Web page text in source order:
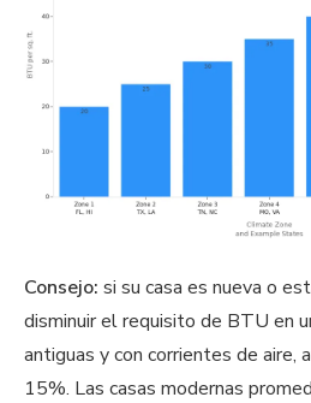
Consejo: si su casa es nueva o
disminuir el requisito de BTU en
antiguas y con corrientes de aire,
15%. Las casas modernas